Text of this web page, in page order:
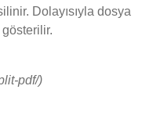
Dolayısıyla dosya
pdf/)